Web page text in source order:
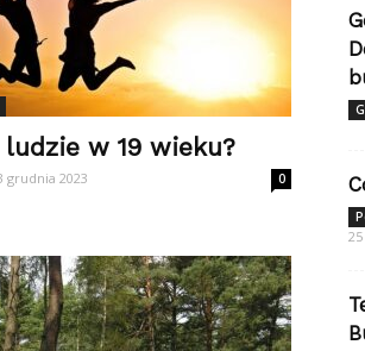
w 19 wieku?
grudnia 2023 0